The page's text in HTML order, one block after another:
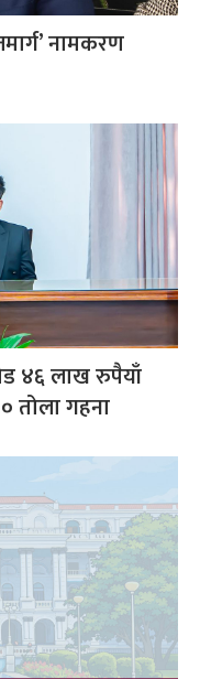
नामकरण
४६ लाख रुपैयाँ
तोला गहना